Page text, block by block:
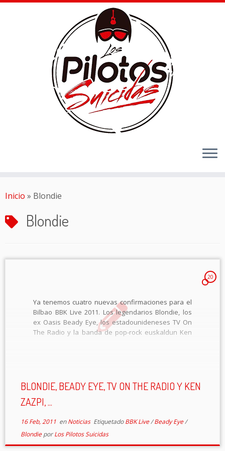
Inicio » Blondie
Blondie
20
Ya tenemos cuatro nuevas confirmaciones para el
Bilbao BBK Live 2011. Los legendarios Blondie, los
ex Oasis Beady Eye, los estadounideneses TV On
The Radio y la banda de pop-rock euskaldun Ken
BLONDIE, BEADY EYE, TV ON THE RADIO Y KEN
ZAZPI, ...
16 Feb, 2011enNoticias EtiquetadoBBK Live/Beady Eye/
BlondieporLos Pilotos Suicidas